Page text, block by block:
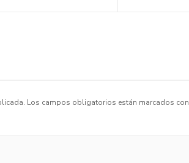
Los campos obligatorios están marcados con